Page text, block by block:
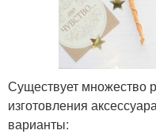
Существует множество
изготовления
варианты: